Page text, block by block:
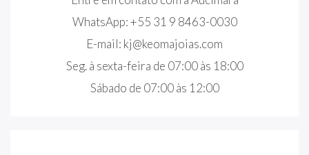
WhatsApp: +55 31 9 8463-0030
E-mail: kj@keomajoias.com
Seg. à sexta-feira de 07:00 às 18:00
Sábado de 07:00 às 12:00